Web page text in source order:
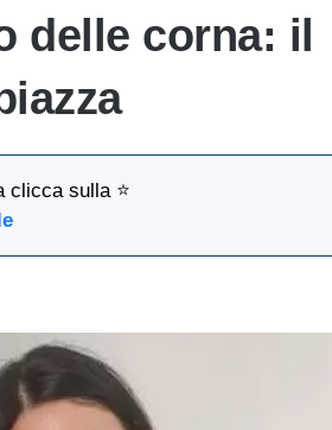
delle corna: il
clicca sulla ⭐